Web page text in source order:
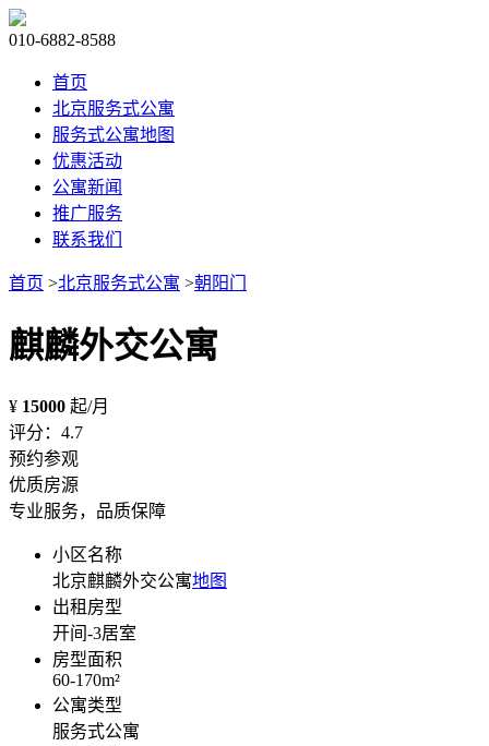
010-6882-8588
首页
北京服务式公寓
服务式公寓地图
优惠活动
公寓新闻
推广服务
联系我们
首页 >北京服务式公寓 >朝阳门
麒麟外交公寓
¥ 15000 起/月
评分：4.7
预约参观
优质房源
专业服务，品质保障
小区名称
北京麒麟外交公寓地图
出租房型
开间-3居室
房型面积
60-170m²
公寓类型
服务式公寓